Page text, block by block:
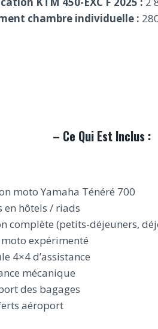
chambre individuelle :
– Ce Qui Est Inclus :
moto Yamaha Ténéré 700
en hôtels / riads
complète (petits-déjeuners,
moto expérimenté
4×4 d’assistance
mécanique
des bagages
aéroport